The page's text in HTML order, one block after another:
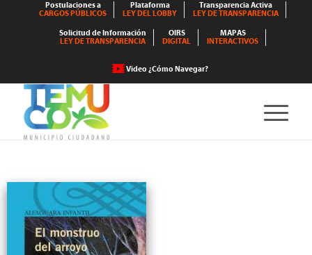
Postulaciones a
CARGOS PÚBLICOS
Plataforma
LEY DEL LOBBY
Transparencia Activa
LEY DE TRANSPARENCIA
Solicitud de Información
LEY DE TRANSPARENCIA
OIRS
DIGITAL
MAPAS
INTERACTIVOS
Video ¿Cómo Navegar?